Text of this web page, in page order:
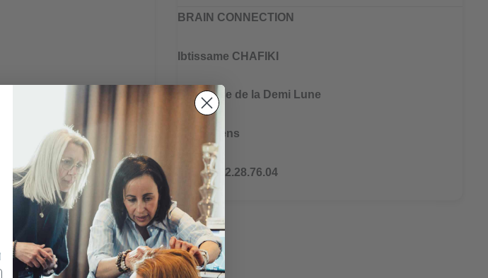
BRAIN CONNECTION
Ibtissame CHAFIKI
2 Impasse de la Demi Lune
89100 Sens
Tél : 07.82.28.76.04